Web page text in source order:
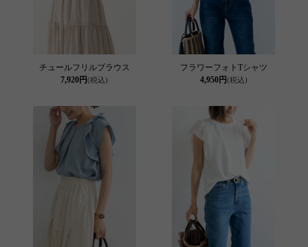
チュールフリルブラウス
7,920円(税込)
フラワーフォトTシャツ
4,950円(税込)